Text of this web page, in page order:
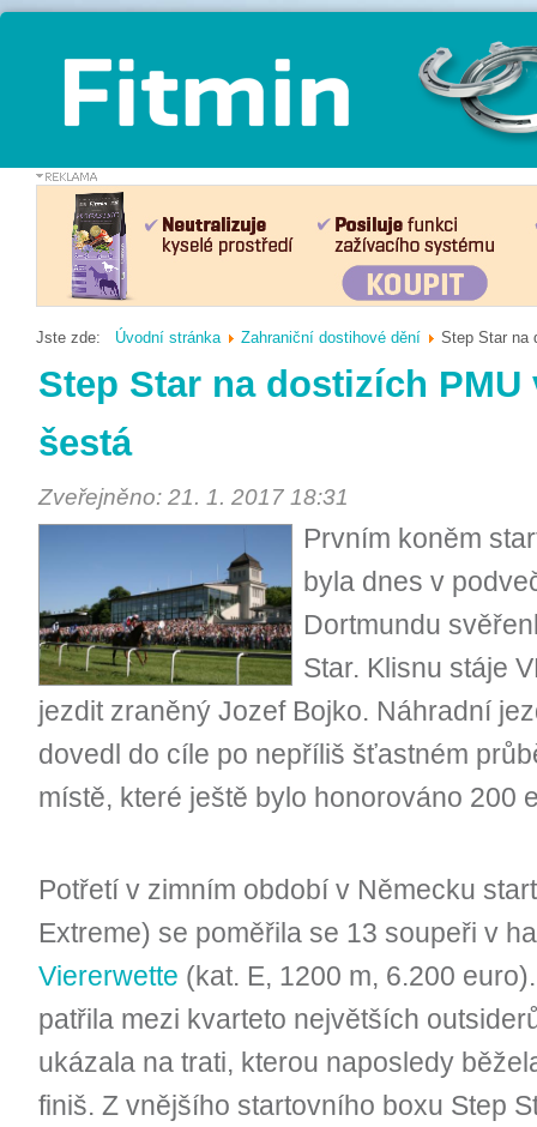
Jste zde: Úvodní stránka Zahraniční dostihové dění Step Star na
Step Star na dostizích
šestá
Zveřejněno: 21. 1. 2017 18:31
Prvním koněm
byla dnes v
Dortmundu
Star. Klisnu stáje
jezdit zraněný Jozef Bojko. Náhradní
dovedl do cíle po nepříliš šťastném
místě, které ještě bylo honorováno 200
Potřetí v zimním období v Německu
Extreme) se poměřila se 13 soupeři v
Viererwette (kat. E, 1200 m, 6.200
patřila mezi kvarteto největších
ukázala na trati, kterou naposledy
finiš. Z vnějšího startovního boxu Step